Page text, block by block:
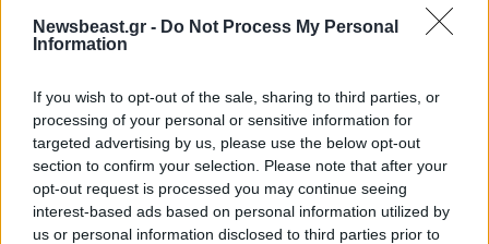
Newsbeast.gr - Do Not Process My Personal
Information
If you wish to opt-out of the sale, sharing to third parties, or
processing of your personal or sensitive information for
targeted advertising by us, please use the below opt-out
section to confirm your selection. Please note that after your
opt-out request is processed you may continue seeing
interest-based ads based on personal information utilized by
us or personal information disclosed to third parties prior to
LIFESTYLE08·08·2026 19:12
Εριέττα Κούρκουλου – Τα 33α γενέθλια και τα
φιλιά με τον Βύρωνα Βασιλειάδη: «Καμία στιγμή
ευτυχίας δεδομένη»